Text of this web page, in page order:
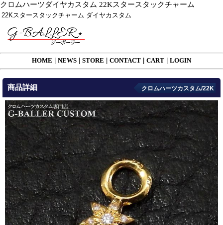
クロムハーツダイヤカスタム 22Kスタースタックチャーム
22Kスタースタックチャーム ダイヤカスタム
HOME NEWS STORE CONTACT CART LOGIN
商品詳細 クロムハーツカスタム/22K